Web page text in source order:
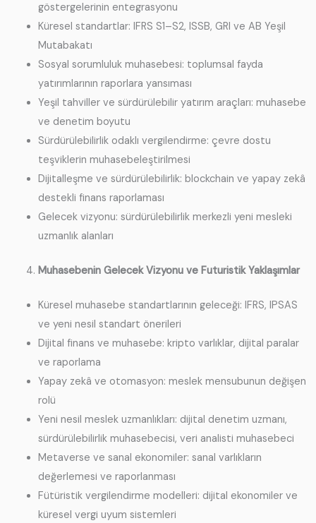
göstergelerinin entegrasyonu
Küresel standartlar: IFRS S1–S2, ISSB, GRI ve AB Yeşil
Mutabakatı
Sosyal sorumluluk muhasebesi: toplumsal fayda
yatırımlarının raporlara yansıması
Yeşil tahviller ve sürdürülebilir yatırım araçları: muhasebe
ve denetim boyutu
Sürdürülebilirlik odaklı vergilendirme: çevre dostu
teşviklerin muhasebeleştirilmesi
Dijitalleşme ve sürdürülebilirlik: blockchain ve yapay zekâ
destekli finans raporlaması
Gelecek vizyonu: sürdürülebilirlik merkezli yeni mesleki
uzmanlık alanları
Muhasebenin Gelecek Vizyonu ve Futuristik Yaklaşımlar
Küresel muhasebe standartlarının geleceği: IFRS, IPSAS
ve yeni nesil standart önerileri
Dijital finans ve muhasebe: kripto varlıklar, dijital paralar
ve raporlama
Yapay zekâ ve otomasyon: meslek mensubunun değişen
rolü
Yeni nesil meslek uzmanlıkları: dijital denetim uzmanı,
sürdürülebilirlik muhasebecisi, veri analisti muhasebeci
Metaverse ve sanal ekonomiler: sanal varlıkların
değerlemesi ve raporlanması
Fütüristik vergilendirme modelleri: dijital ekonomiler ve
küresel vergi uyum sistemleri